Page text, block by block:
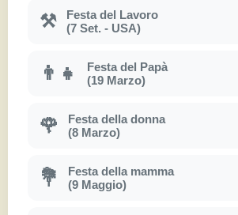
⚒
Festa del Lavoro
(7 Set. - USA)
👨‍👧
Festa del Papà
(19 Marzo)
🌹
Festa della donna
(8 Marzo)
💐
Festa della mamma
(9 Maggio)